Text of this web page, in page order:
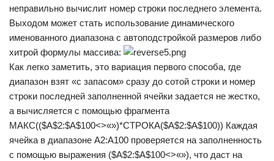
неправильно вычислит номер строки последнего элемента.
Выходом может стать использование динамического
именованного диапазона с автоподстройкой размеров либо
хитрой формулы массива:
Как легко заметить, это вариация первого способа, где
диапазон взят «с запасом» сразу до сотой строки и номер
строки последней заполненной ячейки задается не жестко,
а вычисляется с помощью фрагмента
МАКС(($A$2:$A$100<>«»)*СТРОКА($A$2:$A$100)) Каждая
ячейка в диапазоне A2:A100 проверяется на заполненность
с помощью выражения ($A$2:$A$100<>«»), что даст на